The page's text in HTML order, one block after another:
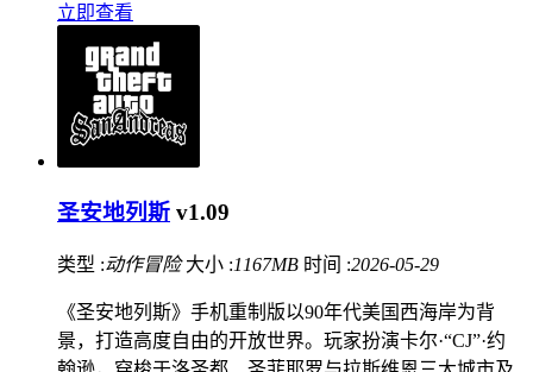
立即查看
圣安地列斯 v1.09
类型 :动作冒险 大小 :1167MB 时间 :2026-05-29
《圣安地列斯》手机重制版以90年代美国西海岸为背
景，打造高度自由的开放世界。玩家扮演卡尔·“CJ”·约